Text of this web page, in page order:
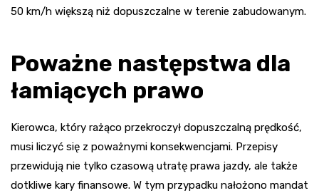
50 km/h większą niż dopuszczalne w terenie zabudowanym.
Poważne następstwa dla
łamiących prawo
Kierowca, który rażąco przekroczył dopuszczalną prędkość,
musi liczyć się z poważnymi konsekwencjami. Przepisy
przewidują nie tylko czasową utratę prawa jazdy, ale także
dotkliwe kary finansowe. W tym przypadku nałożono mandat